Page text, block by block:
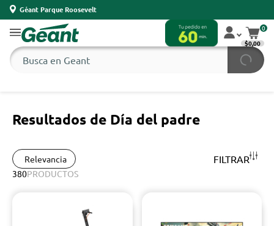
Géant Parque Roosevelt
0
$0,00
Resultados de Día del padre
Relevancia FILTRAR
380PRODUCTOS